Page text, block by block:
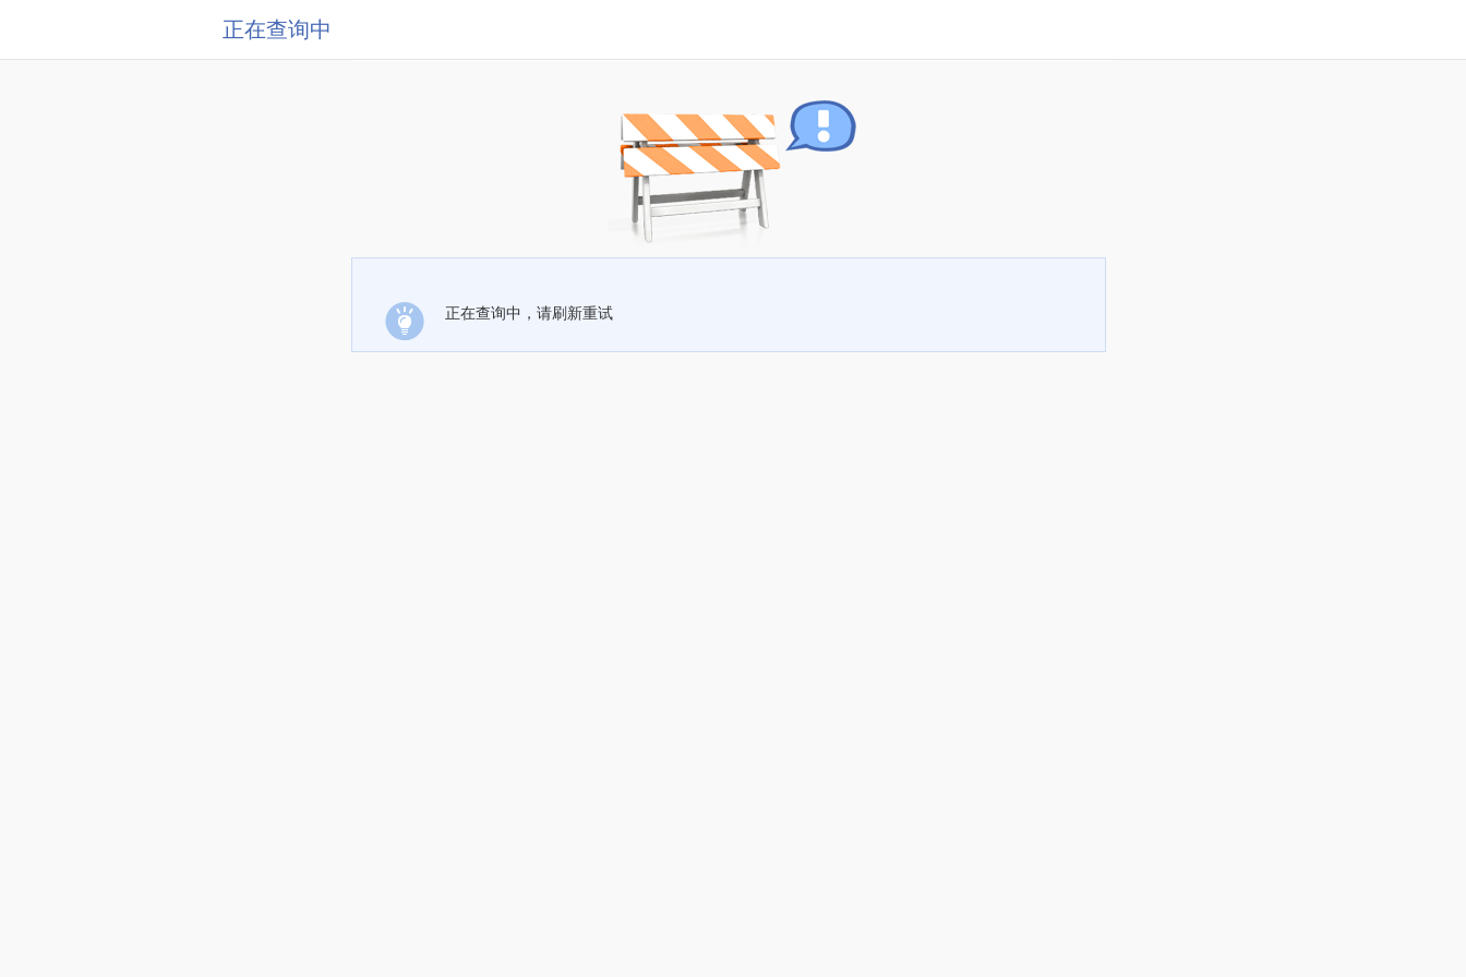
正在查询中
正在查询中，请刷新重试